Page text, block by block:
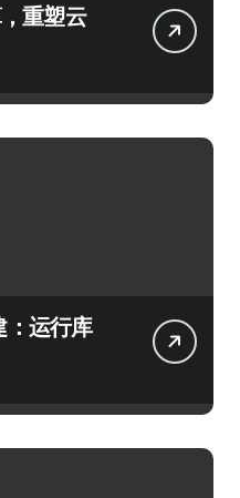
重塑云
运行库